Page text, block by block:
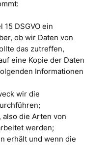
DSGVO ein
ob wir Daten von
das zutreffen,
eine Kopie der Daten
Informationen
wir die
also die Arten von
werden;
erhält und wenn die